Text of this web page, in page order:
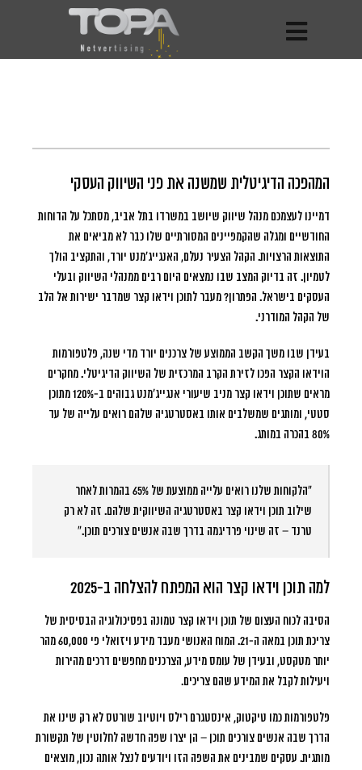
המהפכה הדיגיטלית שמשנה את פני השיווק העסקי
דמיינו לעצמכם מנהל שיווק שיושב במשרדו בתל אביב, מסתכל על הדוחות
החודשיים ומגלה שהקמפיינים המסורתיים שלו כבר לא מביאים את
התוצאות הרצויות. הקהל הצעיר נעלם, האנגייג’מנט יורד, והתקציב הולך
לטמיון. זה בדיוק המצב שבו נמצאים היום רבים ממנהלי השיווק ובעלי
העסקים בישראל. הפתרון? מעבר לתוכן וידאו קצר שמדבר ישירות אל הלב
של הקהל המודרני.
בעידן שבו משך הקשב הממוצע של צרכנים יורד מדי שנה, פלטפורמות
הוידאו הקצר הפכו לזירת הקרב המרכזית של השיווק הדיגיטלי. מחקרים
מראים שתוכן וידאו קצר מניב שיעורי אנגייג’מנט גבוהים ב-120% מתוכן
סטטי, ומותגים שמשלבים אותו באסטרטגיה שלהם רואים עלייה של עד
80% בהכרה במותג.
“הלקוחות שלנו רואים עלייה ממוצעת של 65% בהמרות לאחר
שילוב תוכן וידאו קצר באסטרטגיה השיווקית שלהם. זה לא רק
טרנד – זה שינוי פרדיגמה בדרך שבה אנשים צורכים תוכן.”
למה תוכן וידאו קצר הוא המפתח להצלחה ב-2025
הסיבה לכוח העצום של תוכן וידאו קצר טמונה בפסיכולוגיה הבסיסית של
צריכת תוכן במאה ה-21.
המוח האנושי מעבד מידע ויזואלי פי 60,000 מהר
יותר מטקסט, ובעידן של עומס מידע, הצרכנים מחפשים דרכים מהירות
ויעילות לקבל את המידע שהם צריכים.
פלטפורמות כמו טיקטוק, אינסטגרם רילס ויוטיוב שורטס לא רק שינו את
הדרך שבה אנשים צורכים תוכן – הן יצרו שפה חדשה לחלוטין של תקשורת
מותגית. עסקים שמבינים את השפה הזו ויודעים לנצל אותה נכון, מוצאים